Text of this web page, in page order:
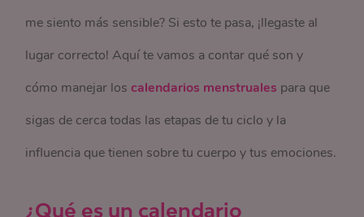
me siento más sensible? Si esto te pasa, ¡llegaste al
lugar correcto! Aquí te vamos a contar qué son y
cómo manejar loscalendarios menstruales para que
sigas de cerca todas las etapas de tu ciclo y la
influencia que tienen sobre tu cuerpo y tus emociones.
¿Qué es un calendario